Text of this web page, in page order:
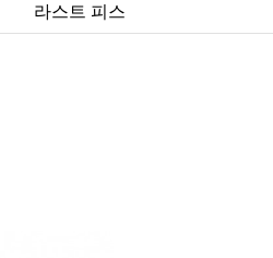
라스트 피스